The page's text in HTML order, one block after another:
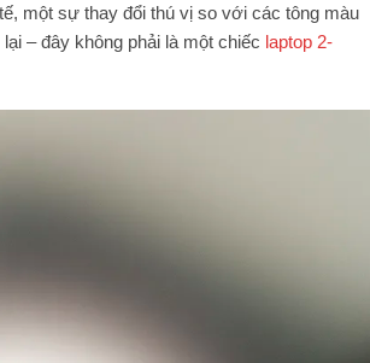
một sự thay đổi thú vị so với các tông màu
– đây không phải là một chiếc laptop 2-